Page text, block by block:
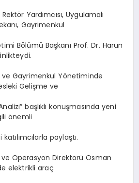
Yardımcısı, Uygulamalı
Gayrimenkul
Bölümü Başkanı Prof. Dr. Harun
ve Gayrimenkul Yönetiminde
Gelişme ve
başlıklı konuşmasında yeni
önemli
paylaştı.
ve Operasyon Direktörü Osman
elektrikli araç